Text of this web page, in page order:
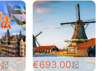
起 €693.00起